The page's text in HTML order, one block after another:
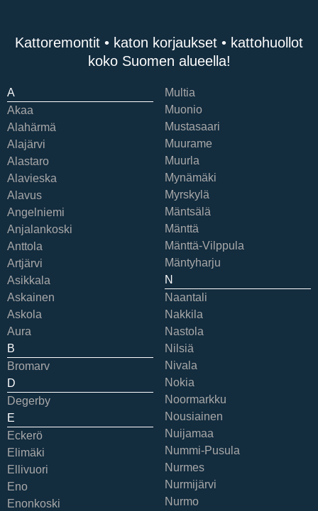
Kattoremontit • katon korjaukset • kattohuollot
koko Suomen alueella!
A
Akaa
Alahärmä
Alajärvi
Alastaro
Alavieska
Alavus
Angelniemi
Anjalankoski
Anttola
Artjärvi
Asikkala
Askainen
Askola
Aura
B
Bromarv
D
Degerby
E
Eckerö
Elimäki
Ellivuori
Eno
Enonkoski
Multia
Muonio
Mustasaari
Muurame
Muurla
Mynämäki
Myrskylä
Mäntsälä
Mänttä
Mänttä-Vilppula
Mäntyharju
N
Naantali
Nakkila
Nastola
Nilsiä
Nivala
Nokia
Noormarkku
Nousiainen
Nuijamaa
Nummi-Pusula
Nurmes
Nurmijärvi
Nurmo